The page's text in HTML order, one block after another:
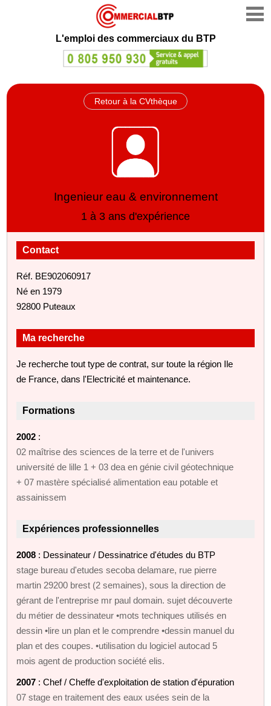
L'emploi des commerciaux du BTP
Retour à la CVthèque
Ingenieur eau & environnement
1 à 3 ans d'expérience
Contact
Réf. BE902060917
Né en 1979
92800 Puteaux
Ma recherche
Je recherche tout type de contrat, sur toute la région Ile
de France, dans l'Electricité et maintenance.
Formations
2002 :
02 maîtrise des sciences de la terre et de l'univers
université de lille 1 + 03 dea en génie civil géotechnique
+ 07 mastère spécialisé alimentation eau potable et
assainissem
Expériences professionnelles
2008 : Dessinateur / Dessinatrice d'études du BTP
stage bureau d'etudes secoba delamare, rue pierre
martin 29200 brest (2 semaines), sous la direction de
gérant de l'entreprise mr paul domain. sujet découverte
du métier de dessinateur •mots techniques utilisés en
dessin •lire un plan et le comprendre •dessin manuel du
plan et des coupes. •utilisation du logiciel autocad 5
mois agent de production société elis.
2007 : Chef / Cheffe d'exploitation de station d'épuration
07 stage en traitement des eaux usées sein de la